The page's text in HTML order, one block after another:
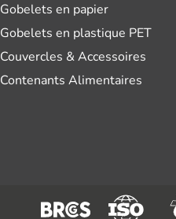
Gobelets en papier
Gobelets en plastique PET
Couvercles & Accessoires
Contenants Alimentaires